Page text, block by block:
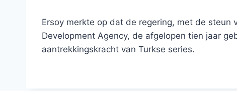
Ersoy merkte op dat de regering, met de steun
Development Agency, de afgelopen tien jaar
aantrekkingskracht van Turkse series.